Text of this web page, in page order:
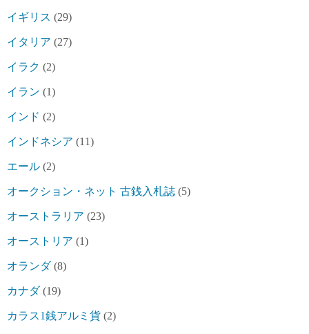
イギリス (29)
イタリア (27)
イラク (2)
イラン (1)
インド (2)
インドネシア (11)
エール (2)
オークション・ネット 古銭入札誌 (5)
オーストラリア (23)
オーストリア (1)
オランダ(8)
カナダ(19)
カラス1銭アルミ貨 (2)